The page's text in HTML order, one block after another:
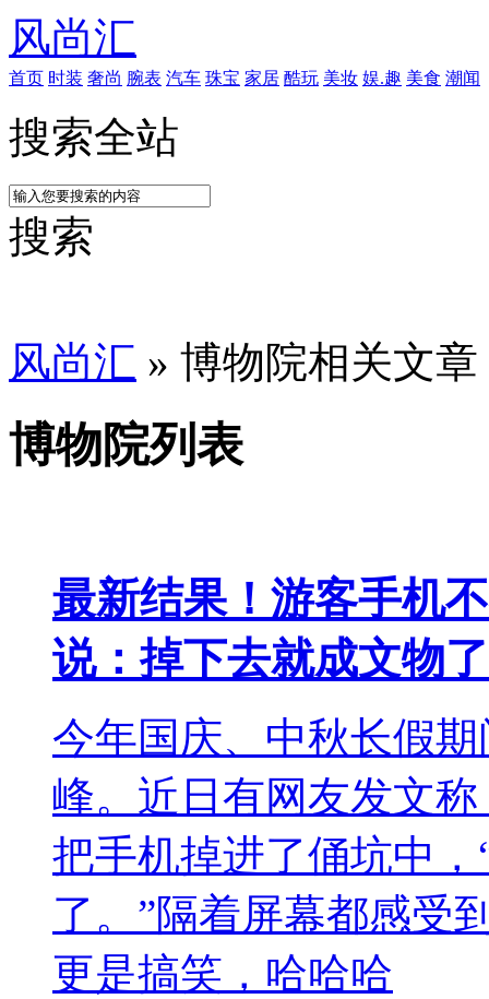
风尚汇
首页 时装 奢尚 腕表 汽车 珠宝 家居 酷玩 美妆 娱.趣 美食 潮闻
搜索全站
搜索
风尚汇 » 博物院相关文章
博物院列表
最新结果！游客手机
说：掉下去就成文物
今年国庆、中秋长假
峰。近日有网友发文
把手机掉进了俑坑中
了。”隔着屏幕都感受
更是搞笑，哈哈哈